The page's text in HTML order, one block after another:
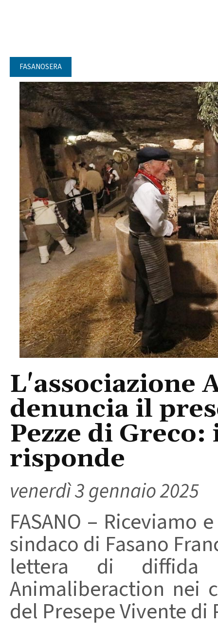
FASANOSERA
L'associazione
denuncia il
Pezze di
risponde
venerdì 3 gennaio 2025
FASANO –
sindaco di Fasano
lettera di diffida
Animaliberaction nei
del Presepe Vivente di